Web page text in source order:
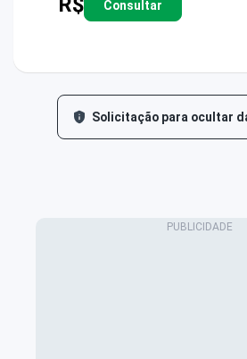
Consultar
Solicitação para ocultar